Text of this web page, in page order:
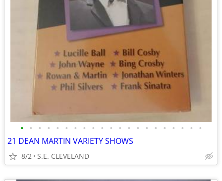
• • • • • • • • • • • • • • • • • • • • •
21 DEAN MARTIN VARIETY SHOWS
8/2 S.E. CLEVELAND